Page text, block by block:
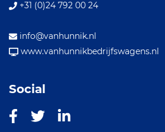
+31 (0)24 792 00 24
info@vanhunnik.nl
www.vanhunnikbedrijfswagens.nl
Social